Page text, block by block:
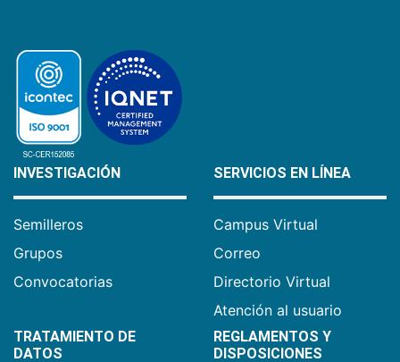
INVESTIGACIÓN
Semilleros
Grupos
Convocatorias
SERVICIOS EN LÍNEA
Campus Virtual
Correo
Directorio Virtual
Atención al usuario
TRATAMIENTO DE
DATOS
REGLAMENTOS Y
DISPOSICIONES